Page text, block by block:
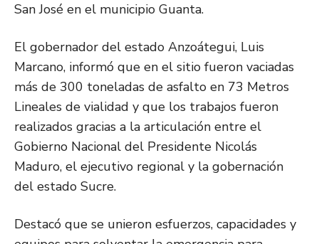
San José en el municipio Guanta.
El gobernador del estado Anzoátegui, Luis
Marcano, informó que en el sitio fueron vaciadas
más de 300 toneladas de asfalto en 73 Metros
Lineales de vialidad y que los trabajos fueron
realizados gracias a la articulación entre el
Gobierno Nacional del Presidente Nicolás
Maduro, el ejecutivo regional y la gobernación
del estado Sucre.
Destacó que se unieron esfuerzos, capacidades y